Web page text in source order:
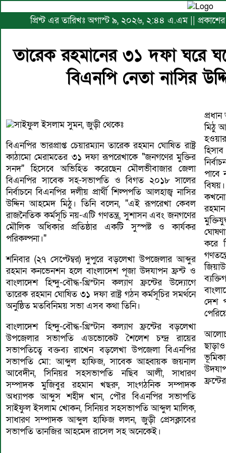
প্রিন্ট এর তারিখঃ অগাস্ট ৯, ২০২৬, ২:৪৪ এ.এম ||
তারেক রহমানের ৩১ দফা ঘরে
বিএনপি নেতা নাসির
সাইফুল ইসলাম সুমন, জুড়ী থেকেঃ
বিএনপির ভারপ্রাপ্ত চেয়ারম্যান তারেক রহমান ঘোষিত রাষ্ট্র
কাঠামো মেরামতের ৩১ দফা রূপরেখাকে "জনগণের মুক্তির
সনদ" হিসেবে অভিহিত করেছেন মৌলভীবাজার জেলা
বিএনপির সাবেক সহ-সভাপতি ও বিগত ২০১৮ সালের
নির্বাচনে বিএনপির দলীয় প্রার্থী শিল্পপতি আলহাজ্ব নাসির
উদ্দিন আহমেদ মিঠু। তিনি বলেন, "এই রূপরেখা কেবল
রাজনৈতিক কর্মসূচি নয়-এটি গণতন্ত্র, সুশাসন এবং জনগণের
মৌলিক অধিকার প্রতিষ্ঠার একটি সুস্পষ্ট ও কার্যকর
পরিকল্পনা।"
শনিবার (২৭ সেপ্টেম্বর) দুপুরে বড়লেখা উপজেলার আব্দুর
রহমান কনভেনশন হলে বাংলাদেশ পূজা উদযাপন ফ্রন্ট ও
বাংলাদেশ হিন্দু-বৌদ্ধ-খ্রিস্টান কল্যাণ ফ্রন্টের উদ্যোগে
তারেক রহমান ঘোষিত ৩১ দফা রাষ্ট্র গঠন কর্মসূচির সমর্থনে
অনুষ্ঠিত মতবিনিময় সভা এসব কথা তিনি।
বাংলাদেশ হিন্দু-বৌদ্ধ-খ্রিস্টান কল্যাণ ফ্রন্টের বড়লেখা
উপজেলার সভাপতি এডভোকেট শৈলেশ চন্দ্র রায়ের
সভাপতিত্বে বক্তব্য রাখেন বড়লেখা উপজেলা বিএনপির
সভাপতি মো: আব্দুল হাফিজ, সাবেক আহ্বায়ক জয়নাল
আবেদীন, সিনিয়র সহসভাপতি নছিব আলী, সাধারণ
সম্পাদক মুজিবুর রহমান খছরু, সাংগঠনিক সম্পাদক
অধ্যাপক আব্দুস শহীদ খান, পৌর বিএনপির সভাপতি
সাইফুল ইসলাম খোকন, সিনিয়র সহসভাপতি আব্দুল মালিক,
সাধারণ সম্পাদক আব্দুল হাফিজ ললন, জুড়ী প্রেসক্লাবের
সভাপতি তানজির আহমেদ রাসেল সহ অনেকেই।
মিঠু
পাবে
কখনো
করে
দেশ